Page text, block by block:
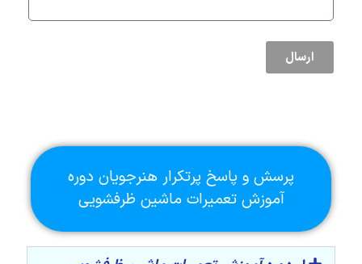
ارسال
پرسش و پاسخ پرتکرار هنرجویان دوره
آموزش تعمیرات ماشین ظرفشویی